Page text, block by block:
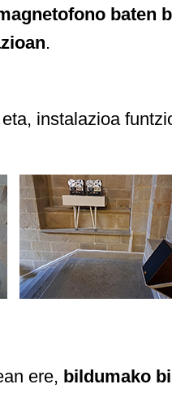
baten
.
instalazioa
ere, bildumako